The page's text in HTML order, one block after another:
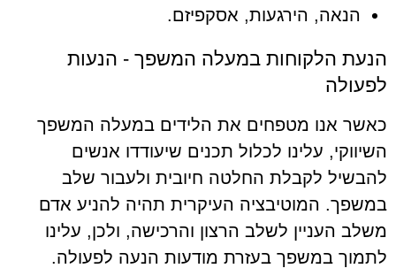
הנאה, הירגעות, אסקפיזם.
הנעת הלקוחות במעלה המשפך - הנעות
לפעולה
כאשר אנו מטפחים את הלידים במעלה המשפך
השיווקי, עלינו לכלול תכנים שיעודדו אנשים
להבשיל לקבלת החלטה חיובית ולעבור שלב
במשפך. המוטיבציה העיקרית תהיה להניע אדם
משלב העניין לשלב הרצון והרכישה, ולכן, עלינו
לתמוך במשפך בעזרת מודעות הנעה לפעולה.